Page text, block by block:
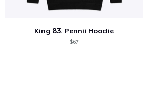
King 83. Pennii Hoodie
$67